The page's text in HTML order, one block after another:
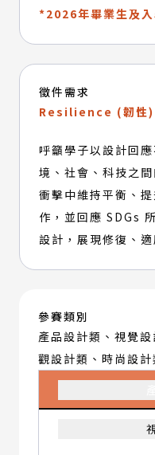
*2026年畢業生及入
徵件需求
Resilience (韌性)
呼籲學子以設計回
境、社會、科技之
衝擊中維持平衡、
作，並回應 SDGs
設計，展現修復、
參賽類別
產品設計類、視覺
觀設計類、時尚設計